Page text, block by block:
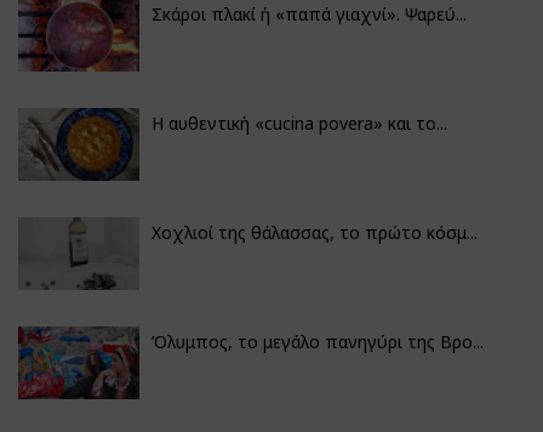
Σκάροι πλακί ή «παπά γιαχνί». Ψαρεύ...
Η αυθεντική «cucina povera» και το...
Χοχλιοί της θάλασσας, το πρώτο κόσμ...
Όλυμπος, το μεγάλο πανηγύρι της Βρο...